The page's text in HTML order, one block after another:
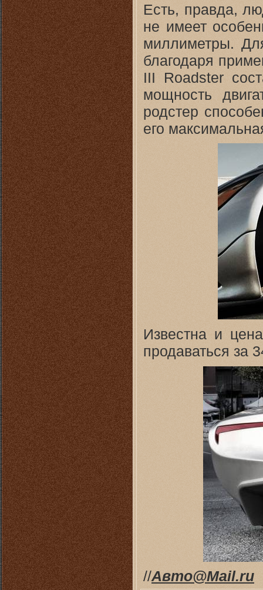
Есть, правда,
не имеет
миллиметры.
благодаря
III Roadster
мощность
родстер
его
Известна и
продаваться за
//Авто@Mail.ru